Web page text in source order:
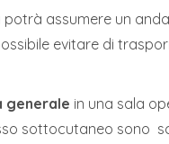
assumere un
evitare di
generale in una sala
sottocutaneo sono